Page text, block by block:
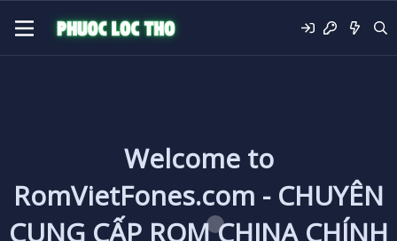
Welcome to
RomVietFones.com - CHUYÊN
CUNG CẤP ROM CHINA CHÍNH